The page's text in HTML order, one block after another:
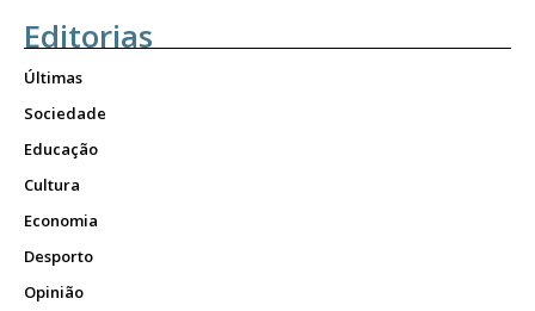
Editorias
Últimas
Sociedade
Educação
Cultura
Economia
Desporto
Opinião